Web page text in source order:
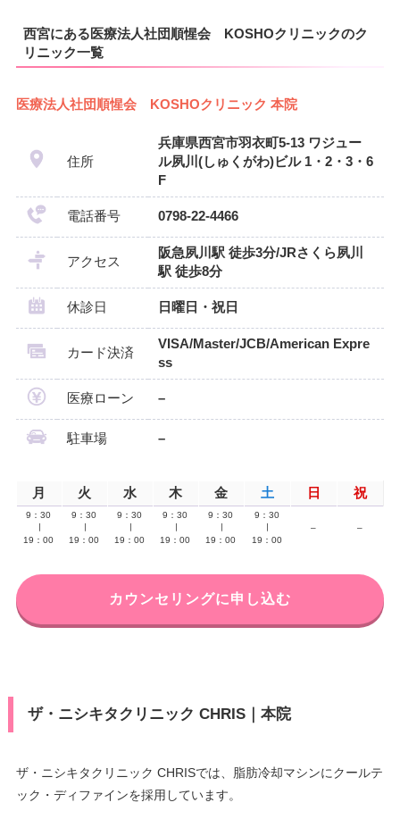
西宮にある医療法人社団順惺会 KOSHOクリニックのク
リニック一覧
医療法人社団順惺会 KOSHOクリニック 本院
住所
兵庫県西宮市羽衣町5-13 ワジュー
ル夙川(しゅくがわ)ビル 1・2・3・6
F
電話番号 0798-22-4466
アクセス
阪急夙川駅 徒歩3分/JRさくら夙川
駅 徒歩8分
休診日 日曜日・祝日
カード決済
VISA/Master/JCB/American Expre
ss
医療ローン –
駐車場 –
月 火 水 木 金 土 日 祝
9：30
19：00
9：30
19：00
9：30
19：00
9：30
19：00
9：30
19：00
9：30
19：00
– –
カウンセリングに申し込む
ザ・ニシキタクリニック CHRIS｜本院
ザ・ニシキタクリニック CHRISでは、脂肪冷却マシンにクールテ
ック・ディファインを採用しています。